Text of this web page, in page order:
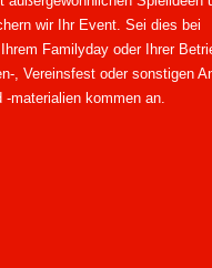
wir Ihr Event. Sei dies bei
Familyday oder Ihrer
, Vereinsfest oder sonstigen
materialien kommen an.